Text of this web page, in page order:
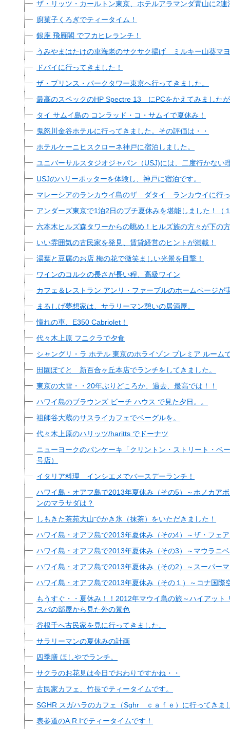
ザ・リッツ・カールトン東京、ホテルアラマンダ青山に2連
廚菓子くろぎでティータイム！
銀座 飛雁閣 でフカヒレランチ！
うみやまはたけの車海老のサクサク揚げ ミルキー山葵マ
ドバイに行ってきました！
ザ・プリンス・パークタワー東京へ行ってきました。
最高のスペックのHP Spectre 13 にPCをかえてみました
タイ サムイ島の コンラッド・コ・サムイで夏休み！
鬼怒川金谷ホテルに行ってきました。その評価は・・
ホテルケーニヒスクローネ神戸に宿泊しました。
ユニバーサルスタジオジャパン（USJ)には、二度行かない
USJのハリーポッターを体験し、神戸に宿泊です。
マレーシアのランカウイ島のザ ダタイ ランカウイに行
アンダーズ東京で1泊2日のプチ夏休みを堪能しました！（
六本木ヒルズ森タワーからの眺め！ヒルズ族の方々が下の
いい雰囲気の古民家を発見、賃貸経営のヒントが満載！
湯葉と豆腐のお店 梅の花で微笑ましい光景を目撃！
ワインのコルクの長さが長い程、高級ワイン
カフェ＆レストラン アンリ・ファーブルのホームページが
まるしげ夢想家は、サラリーマン憩いの居酒屋。
憧れの車、E350 Cabriolet！
代々木上原 フニクラで夕食
シャングリ・ラ ホテル 東京のホライゾン プレミア ルーム
田園ぽてと 新百合ヶ丘本店でランチをしてきました。
東京の大雪・・20年ぶりどころか、過去、最高では！！
ハワイ島のブラウンズ ビーチ ハウス で見た夕日。。
祖師谷大蔵のサスライカフェでベーグルを。
代々木上原のハリッツ/haritts でドーナツ
ニューヨークのパンケーキ「クリントン・ストリート・ベ
号店）
イタリア料理 インシエメでバースデーランチ！
ハワイ島・オアフ島で2013年夏休み（その5）～ホノカア
ンのマラサダは？
しもきた茶苑大山でかき氷（抹茶）をいただきました！
ハワイ島・オアフ島で2013年夏休み（その4）～ザ・フェ
ハワイ島・オアフ島で2013年夏休み（その3）～マウラニ
ハワイ島・オアフ島で2013年夏休み（その2）～スーパー
ハワイ島・オアフ島で2013年夏休み（その１）～コナ国際
もうすぐ・・夏休み！！2012年マウイ島の旅～ハイアット
スパの部屋から見た外の景色
谷根千へ古民家を見に行ってきました。
サラリーマンの夏休みの計画
四季膳 ほしやでランチ。
サクラのお花見は今日でおわりですかね・・
古民家カフェ、竹長でティータイムです。
SGHR スガハラのカフェ（Sghr ｃａｆｅ）に行ってきま
表参道のA.R.Iでティータイムです！